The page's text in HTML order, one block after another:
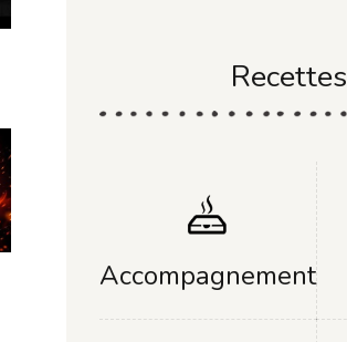
Recettes
Accompagnement